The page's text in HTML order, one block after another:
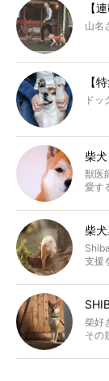
【
山名
【
ドッ
柴
獣医
愛す
柴
支援
柴好
その